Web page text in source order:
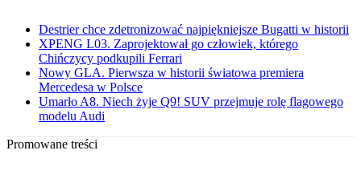
Destrier chce zdetronizować najpiękniejsze Bugatti w historii
XPENG L03. Zaprojektował go człowiek, którego
Chińczycy podkupili Ferrari
Nowy GLA. Pierwsza w historii światowa premiera
Mercedesa w Polsce
Umarło A8. Niech żyje Q9! SUV przejmuje rolę flagowego
modelu Audi
Promowane treści